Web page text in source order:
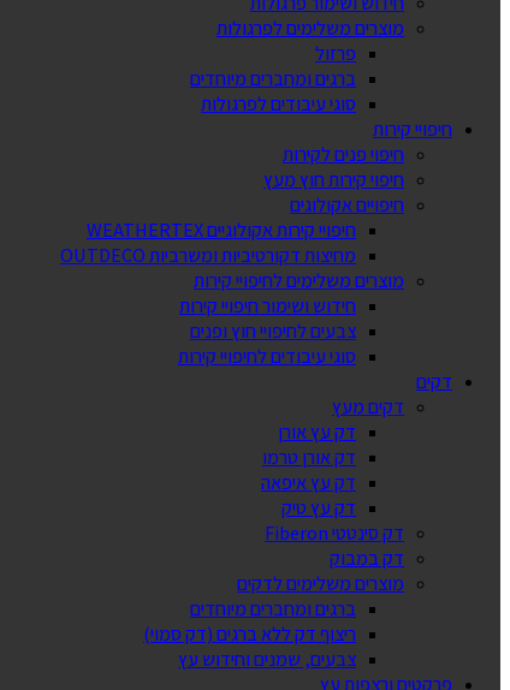
מוצרים משלימים לפרגולות
פרזול
ברגים ומחברים מיוחדים
סוגי עיבודים לפרגולות
חיפויי קירות
חיפוי פנים לקירות
חיפוי קירות חוץ מעץ
חיפויים אקולוגים
חיפויי קירות אקולוגיים WEATHERTEX
מחיצות דקורטיביות ומשרביות OUTDECO
מוצרים משלימים לחיפויי קירות
חידוש ושימור חיפויי קירות
צבעים לחיפויי חוץ ופנים
סוגי עיבודים לחיפויי קירות
דקים
דקים מעץ
דק עץ אורן
דק אורן טרמו
דק עץ איפאה
דק עץ טיק
דק סינטטי Fiberon
דק במבוק
מוצרים משלימים לדקים
ברגים ומחברים מיוחדים
ריצוף דק ללא ברגים (דק סמוי)
צבעים, שמנים וחידוש עץ
פרקטים ורצפות עץ